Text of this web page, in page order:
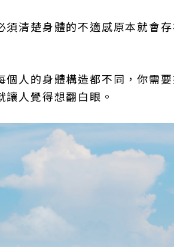
清楚身體的不適感原本就會
人的身體構造都不同，你需
人覺得想翻白眼。